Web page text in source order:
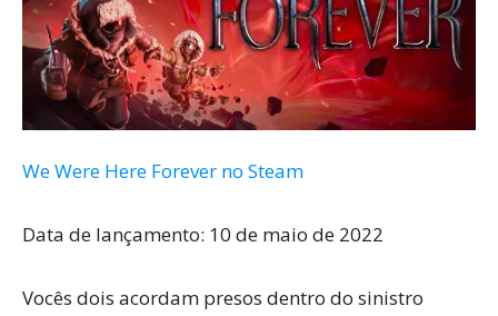
We Were Here Forever no Steam
Data de lançamento: 10 de maio de 2022
Vocês dois acordam presos dentro do sinistro